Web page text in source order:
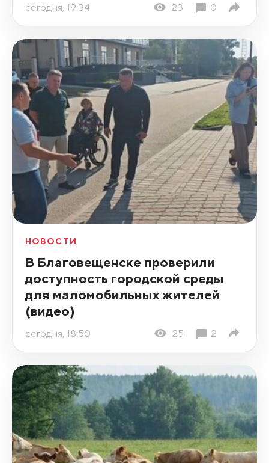
сегодня, 19:34 23 0
НОВОСТИ
В Благовещенске проверили
доступность городской среды
для маломобильных жителей
(видео)
сегодня, 18:50 25 2